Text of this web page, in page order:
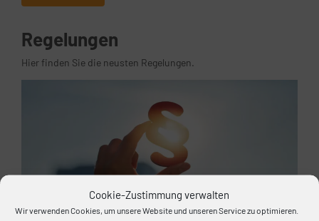
Cookie-Zustimmung verwalten
Wir verwenden Cookies, um unsere Website und unseren Service zu optimieren.
Regelungen
Hier finden Sie die neusten Regelungen.
mehr erfahren